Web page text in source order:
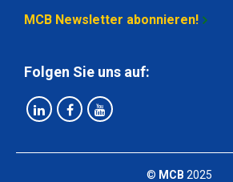
MCB Newsletter abonnieren!
Folgen Sie uns auf:
© MCB 2025